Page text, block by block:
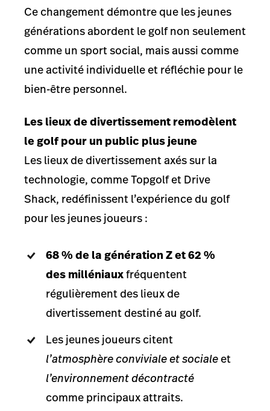
Ce changement démontre que les jeunes
générations abordent le golf non seulement
comme un sport social, mais aussi comme
une activité individuelle et réfléchie pour le
bien-être personnel.
Les lieux de divertissement remodèlent
le golf pour un public plus jeune
Les lieux de divertissement axés sur la
technologie, comme Topgolf et Drive
Shack, redéfinissent l’expérience du golf
pour les jeunes joueurs :
68 % de la génération Z et 62 %
des milléniauxfréquentent
régulièrement des lieux de
divertissement destiné au golf.
Les jeunes joueurs citent
l’atmosphère conviviale et sociale et
l’environnement décontracté
comme principaux attraits.